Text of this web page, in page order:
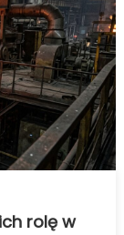
rolę w